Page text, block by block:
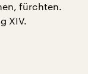
fürchten.
XIV.